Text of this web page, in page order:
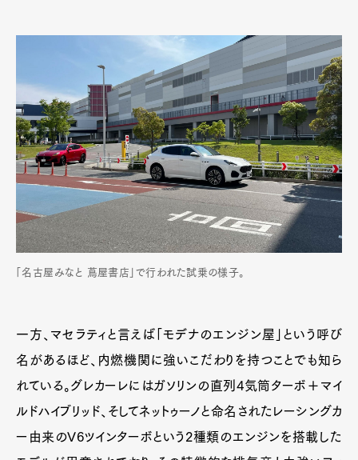
「名古屋みなと 蔦屋書店」で行われた試乗の様子。
一方、マセラティと言えば「モデナのエンジン屋」という呼び
名があるほど、内燃機関に強いこだわりを持つことでも知ら
れている。グレカーレにはガソリンの直列4気筒ターボ＋マイ
ルドハイブリッド、そしてネットゥーノと命名されたレーシングカ
ー由来のV6ツインターボという2種類のエンジンを搭載した